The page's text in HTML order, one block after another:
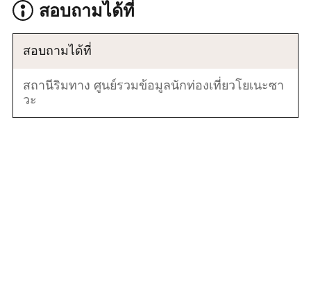
สอบถามได้ที่
สอบถามได้ที่
สถานีริมทาง ศูนย์รวมข้อมูลนักท่องเที่ยวโยเนะซา
วะ